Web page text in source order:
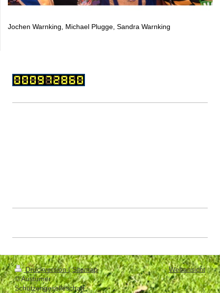
Jochen Warnking, Michael Plugge, Sandra Warnking
Druckversion| Sitemap
© Austumer
Schützengeselleschaft
Webansicht